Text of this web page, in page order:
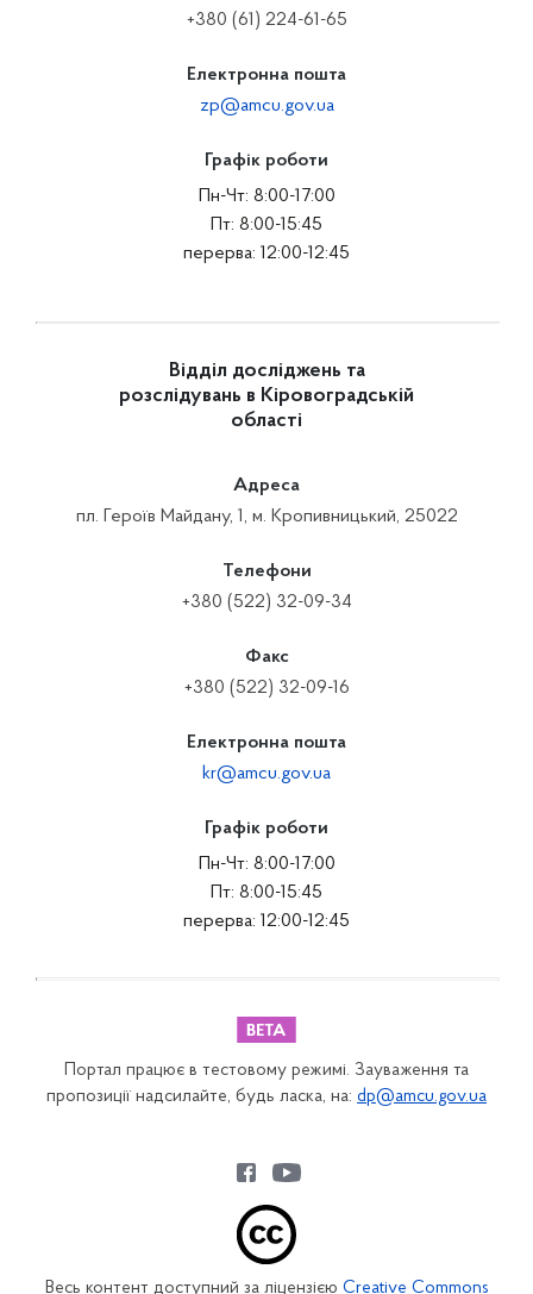
+380 (61) 224-61-65
Електронна пошта
zp@amcu.gov.ua
Графік роботи
Пн-Чт: 8:00-17:00
Пт: 8:00-15:45
перерва: 12:00-12:45
Відділ досліджень та
розслідувань в Кіровоградській
області
Адреса
пл. Героїв Майдану, 1, м. Кропивницький, 25022
Телефони
+380 (522) 32-09-34
Факс
+380 (522) 32-09-16
Електронна пошта
kr@amcu.gov.ua
Графік роботи
Пн-Чт: 8:00-17:00
Пт: 8:00-15:45
перерва: 12:00-12:45
Портал працює в тестовому режимі. Зауваження та
пропозиції надсилайте, будь ласка, на: dp@amcu.gov.ua
Весь контент доступний за ліцензією Creative Commons